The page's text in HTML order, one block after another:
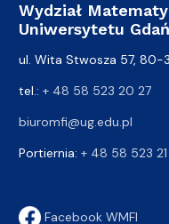
Wydział
Uniwersytetu
ul. Wita Stwosza 57, 80-
tel.: + 48 58 523 20 27
biuromfi@ug.edu.pl
Portiernia: + 48 58 523
Facebook WMFI